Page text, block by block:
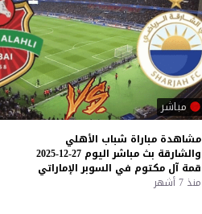
مباشر
مشاهدة مباراة شباب الأهلي
والشارقة بث مباشر اليوم 27-12-2025
قمة آل مكتوم في السوبر الإماراتي
منذ 7 أشهر